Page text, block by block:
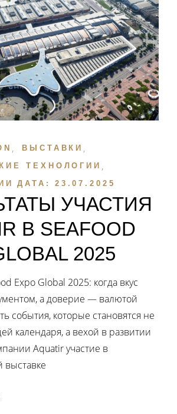
ВЫСТАВКИ
ТЕХНОЛОГИИ
ДАТА: 23.07.2025
УЧАСТИЯ
В SEAFOOD
2025
Expo Global 2025: когда вкус
а доверие — валютой
события, которые становятся не
календаря, а вехой в развитии
Aquatir участие в